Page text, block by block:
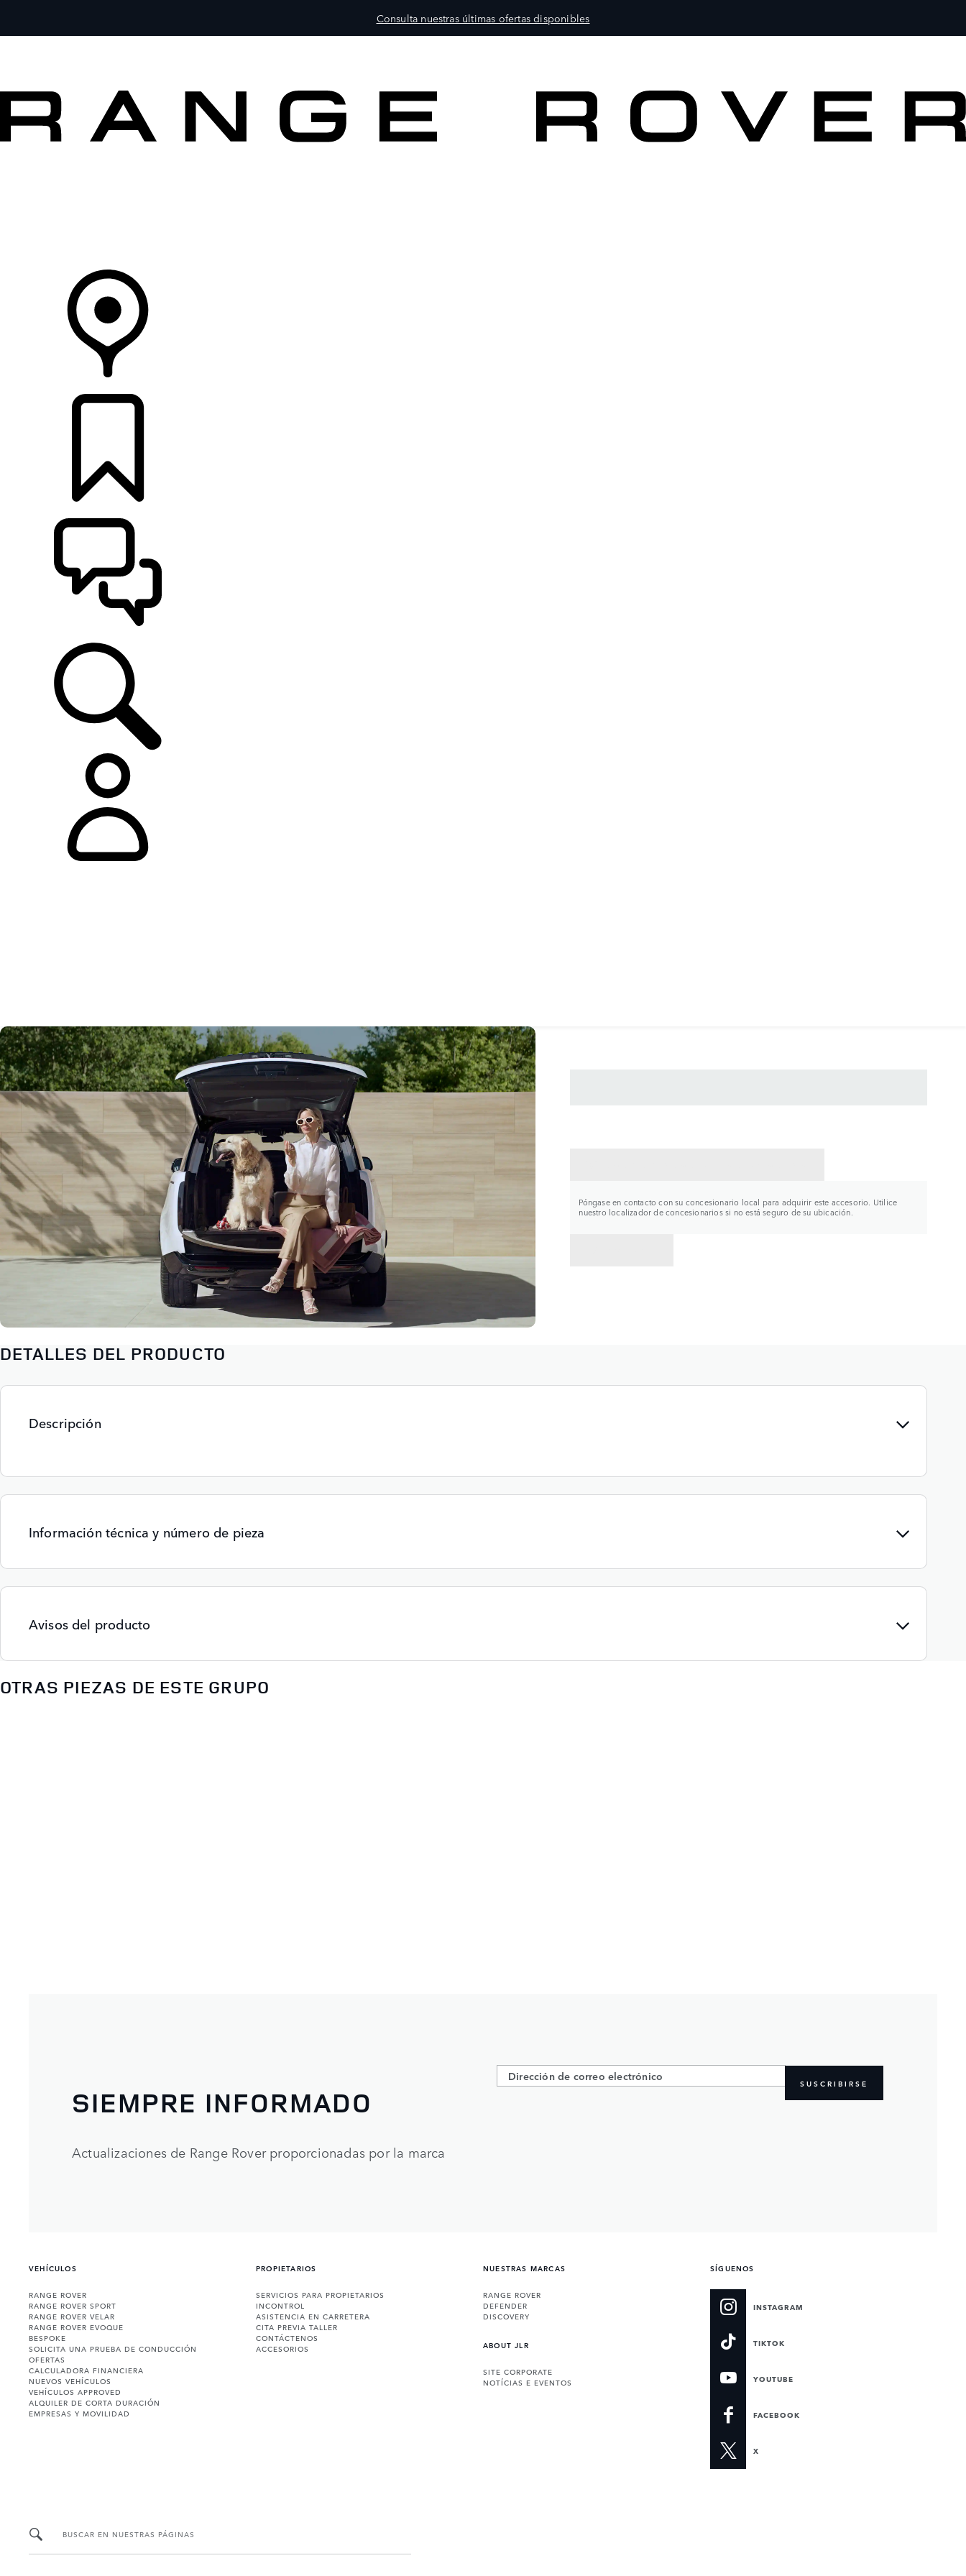
Consulta nuestras últimas ofertas disponibles
Póngase en contacto con su concesionario local para adquirir este accesorio. Utilice
nuestro localizador de concesionarios si no está seguro de su ubicación.
DETALLES DEL PRODUCTO
Descripción
Información técnica y número de pieza
Avisos del producto
OTRAS PIEZAS DE ESTE GRUPO
SIEMPRE INFORMADO
Actualizaciones de Range Rover proporcionadas por la marca
SUSCRIBIRSE
VEHÍCULOS
RANGE ROVER
RANGE ROVER SPORT
RANGE ROVER VELAR
RANGE ROVER EVOQUE
BESPOKE
SOLICITA UNA PRUEBA DE CONDUCCIÓN
OFERTAS
CALCULADORA FINANCIERA
NUEVOS VEHÍCULOS
VEHÍCULOS APPROVED
ALQUILER DE CORTA DURACIÓN
EMPRESAS Y MOVILIDAD
PROPIETARIOS
SERVICIOS PARA PROPIETARIOS
INCONTROL
ASISTENCIA EN CARRETERA
CITA PREVIA TALLER
CONTÁCTENOS
ACCESORIOS
NUESTRAS MARCAS
RANGE ROVER
DEFENDER
DISCOVERY
ABOUT JLR
SITE CORPORATE
NOTÍCIAS E EVENTOS
SÍGUENOS
INSTAGRAM
TIKTOK
YOUTUBE
FACEBOOK
X
BUSCAR EN NUESTRAS PÁGINAS